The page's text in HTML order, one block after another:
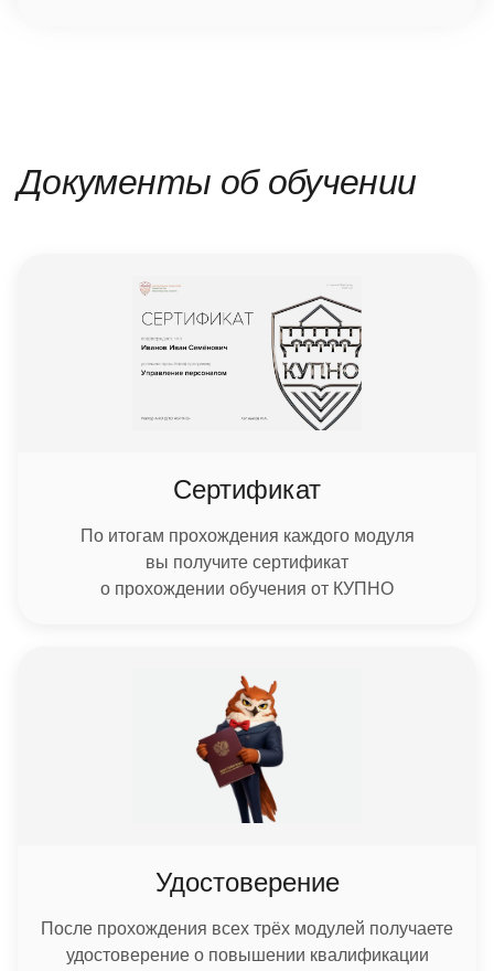
Документы об обучении
Сертификат
По итогам прохождения каждого модуля
вы получите сертификат
о прохождении обучения от КУПНО
Удостоверение
После прохождения всех трёх модулей получаете
удостоверение о повышении квалификации